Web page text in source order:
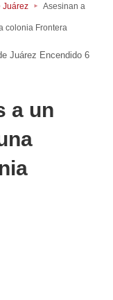
Juárez Asesinan a
colonia Frontera
Juárez Encendido 6
a un